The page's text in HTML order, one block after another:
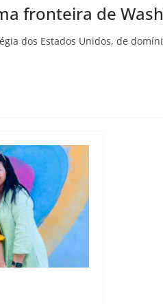
fronteira de
dos Estados Unidos, de